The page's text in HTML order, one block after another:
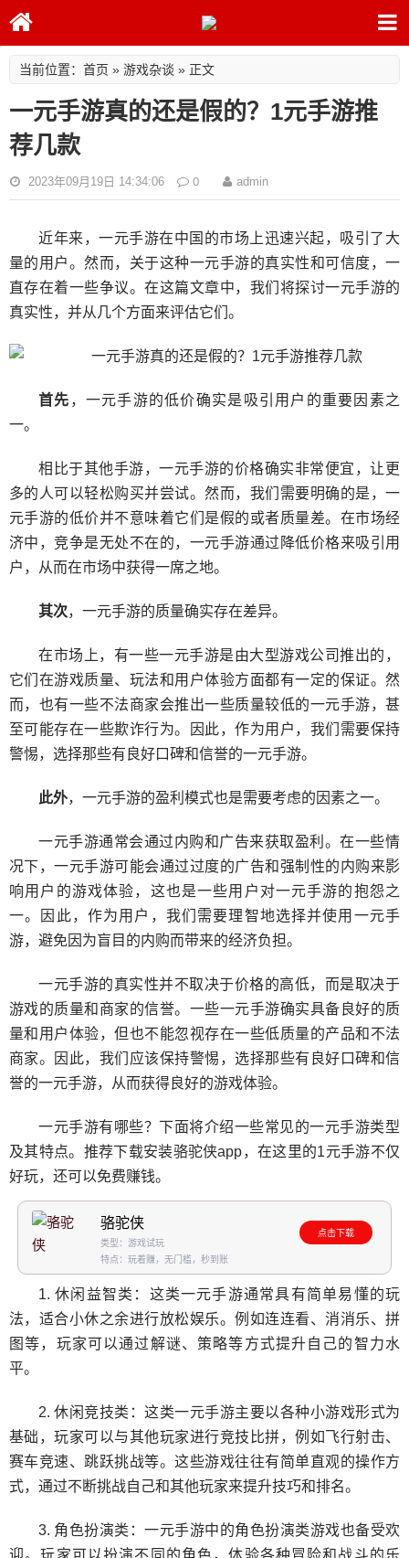
当前位置： 首页 » 游戏杂谈 » 正文
一元手游真的还是假的？1元手游推
荐几款
2023年09月19日 14:34:06 0 admin
近年来，一元手游在中国的市场上迅速兴起，吸引了大
量的用户。然而，关于这种一元手游的真实性和可信度，一
直存在着一些争议。在这篇文章中，我们将探讨一元手游的
真实性，并从几个方面来评估它们。
首先 ，一元手游的低价确实是吸引用户的重要因素之
一。
相比于其他手游，一元手游的价格确实非常便宜，让更
多的人可以轻松购买并尝试。然而，我们需要明确的是，一
元手游的低价并不意味着它们是假的或者质量差。在市场经
济中，竞争是无处不在的，一元手游通过降低价格来吸引用
户，从而在市场中获得一席之地。
其次，一元手游的质量确实存在差异。
在市场上，有一些一元手游是由大型游戏公司推出的，
它们在游戏质量、玩法和用户体验方面都有一定的保证。然
而，也有一些不法商家会推出一些质量较低的一元手游，甚
至可能存在一些欺诈行为。因此，作为用户，我们需要保持
警惕，选择那些有良好口碑和信誉的一元手游。
此外，一元手游的盈利模式也是需要考虑的因素之一。
一元手游通常会通过内购和广告来获取盈利。在一些情
况下，一元手游可能会通过过度的广告和强制性的内购来影
响用户的游戏体验，这也是一些用户对一元手游的抱怨之
一。因此，作为用户，我们需要理智地选择并使用一元手
游，避免因为盲目的内购而带来的经济负担。
一元手游的真实性并不取决于价格的高低，而是取决于
游戏的质量和商家的信誉。一些一元手游确实具备良好的质
量和用户体验，但也不能忽视存在一些低质量的产品和不法
商家。因此，我们应该保持警惕，选择那些有良好口碑和信
誉的一元手游，从而获得良好的游戏体验。
一元手游有哪些？下面将介绍一些常见的一元手游类型
及其特点。推荐下载安装骆驼侠app，在这里的1元手游不仅
好玩，还可以免费赚钱。
骆驼侠
类型：游戏试玩
特点：玩着赚，无门槛，秒到账
点击下载
1. 休闲益智类：这类一元手游通常具有简单易懂的玩
法，适合小休之余进行放松娱乐。例如连连看、消消乐、拼
图等，玩家可以通过解谜、策略等方式提升自己的智力水
平。
2. 休闲竞技类：这类一元手游主要以各种小游戏形式为
基础，玩家可以与其他玩家进行竞技比拼，例如飞行射击、
赛车竞速、跳跃挑战等。这些游戏往往有简单直观的操作方
式，通过不断挑战自己和其他玩家来提升技巧和排名。
3. 角色扮演类：一元手游中的角色扮演类游戏也备受欢
迎。玩家可以扮演不同的角色，体验各种冒险和战斗的乐